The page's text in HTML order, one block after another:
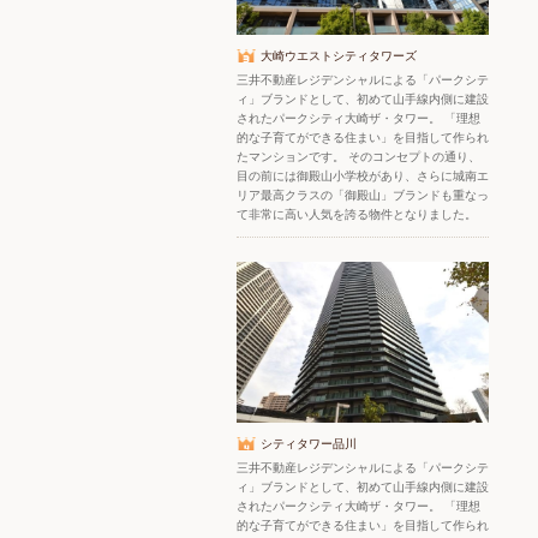
大崎ウエストシティタワーズ
三井不動産レジデンシャルによる「パークシテ
ィ」ブランドとして、初めて山手線内側に建設
されたパークシティ大崎ザ・タワー。 「理想
的な子育てができる住まい」を目指して作られ
たマンションです。 そのコンセプトの通り、
目の前には御殿山小学校があり、さらに城南エ
リア最高クラスの「御殿山」ブランドも重なっ
て非常に高い人気を誇る物件となりました。
シティタワー品川
三井不動産レジデンシャルによる「パークシテ
ィ」ブランドとして、初めて山手線内側に建設
されたパークシティ大崎ザ・タワー。 「理想
的な子育てができる住まい」を目指して作られ